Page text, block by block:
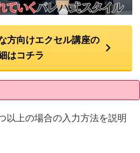
方向けエクセル講座の
はコチラ
以上の場合の入力方法を説明